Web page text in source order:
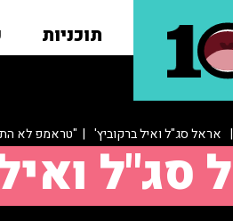
תוכניות
| אראל סג"ל ואיל ברקוביץ' | "טראמפ לא
סג"ל